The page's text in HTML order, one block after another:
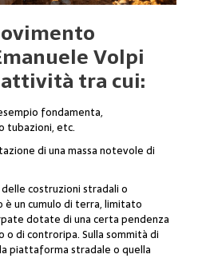
Volpi
tra cui:
fondamenta,
tubazioni, etc.
di una massa notevole di
costruzioni stradali o
un cumulo di terra, limitato
dotate di una certa pendenza
o di controripa. Sulla sommità di
piattaforma stradale o quella